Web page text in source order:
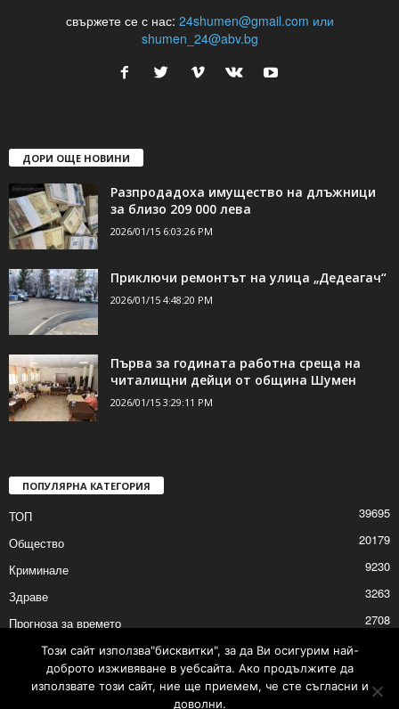
свържете се с нас: 24shumen@gmail.com или
shumen_24@abv.bg
ДОРИ ОЩЕ НОВИНИ
Разпродадоха имущество на длъжници
за близо 209 000 лева
2026/01/15 6:03:26 PM
Приключи ремонтът на улица „Дедеагач“
2026/01/15 4:48:20 PM
Първа за годината работна среща на
читалищни дейци от община Шумен
2026/01/15 3:29:11 PM
ПОПУЛЯРНА КАТЕГОРИЯ
ТОП
39695
Общество
20179
Криминале
9230
Здраве
3263
Прогноза за времето
2708
Политика
Култура
Този сайт използва"бисквитки", за да Ви осигурим най-
доброто изживяване в уебсайта. Ако продължите да
използвате този сайт, ние ще приемем, че сте съгласни и
доволни.